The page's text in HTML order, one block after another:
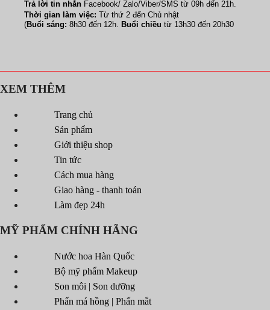
Trả lời tin nhắn Facebook/ Zalo/Viber/SMS từ 09h đến 21h.
Thời gian làm việc: Từ thứ 2 đến Chủ nhật
(Buổi sáng: 8h30 đến 12h. Buổi chiều từ 13h30 đến 20h30
XEM THÊM
Trang chủ
Sản phẩm
Giới thiệu shop
Tin tức
Cách mua hàng
Giao hàng - thanh toán
Làm đẹp 24h
MỸ PHẨM CHÍNH HÃNG
Nước hoa Hàn Quốc
Bộ mỹ phẩm Makeup
Son môi | Son dưỡng
Phấn má hồng | Phấn mắt